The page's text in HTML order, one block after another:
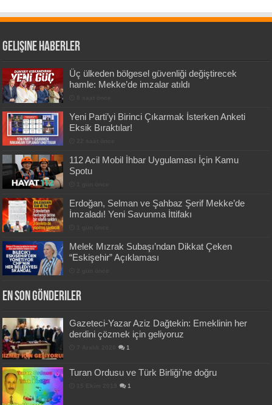
Gelişine Haberler
Üç ülkeden bölgesel güvenliği değiştirecek
hamle: Mekke’de imzalar atıldı
Yeni Parti’yi Birinci Çıkarmak İsterken Anketi
Eksik Bıraktılar!
112 Acil Mobil İhbar Uygulaması İçin Kamu
Spotu
Erdoğan, Selman ve Şahbaz Şerif Mekke’de
İmzaladı! Yeni Savunma İttifakı
Melek Mızrak Subaşı’ndan Dikkat Çeken
“Eskişehir” Açıklaması
En Son Gönderiler
Gazeteci-Yazar Aziz Dağtekin: Emeklinin her
derdini çözmek için geliyoruz
1
Turan Ordusu ve Türk Birliği’ne doğru
1